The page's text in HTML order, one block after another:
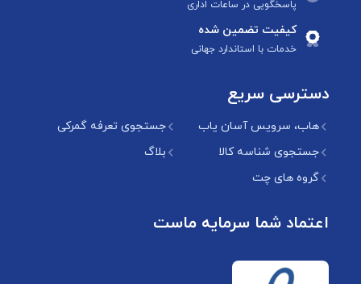
پاسخگویی در ساعات اداری
کیفیت تضمین شده
خدمات با استاندارد جهانی
دسترسی سریع
هاب، سرویس آسان یاب
جستجوی تعرفه گمرکی
جستجوی شناسه کالا
بلاگ
گروه های چت
اعتماد شما سرمایه ماست